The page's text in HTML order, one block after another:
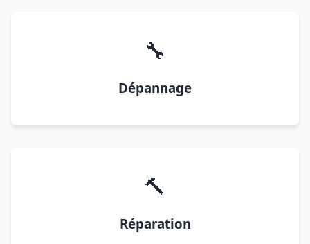
🔧
Dépannage
🔨
Réparation